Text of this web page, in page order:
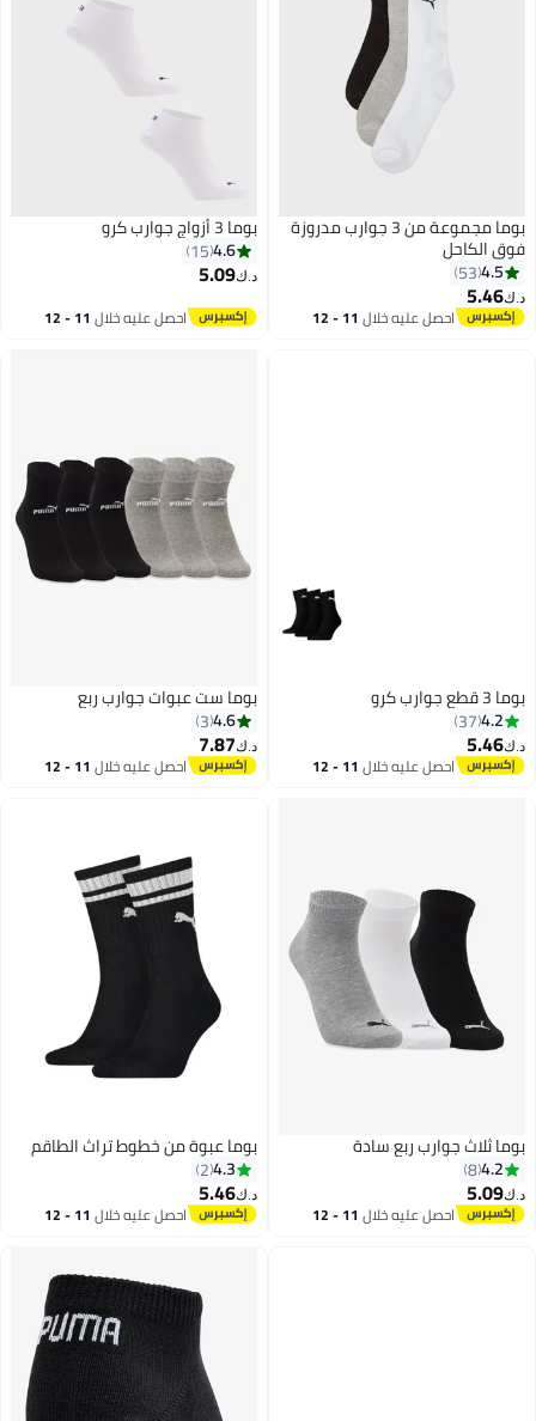
4
بوما مجموعة من 3 جوارب مدروزة
فوق الكاحل
4.5
53
د.ك‏5.46
احصل عليه خلال 11 - 12
2
بوما 3 أزواج جوارب كرو
4.6
15
د.ك‏5.09
احصل عليه خلال 11 - 12
بوما 3 قطع جوارب كرو
4.2
37
د.ك‏5.46
احصل عليه خلال 11 - 12
بوما ست عبوات جوارب ربع
4.6
3
د.ك‏7.87
احصل عليه خلال 11 - 12
6
بوما ثلاث جوارب ربع سادة
4.2
8
د.ك‏5.09
احصل عليه خلال 11 - 12
بوما عبوة من خطوط تراث الطاقم
4.3
2
د.ك‏5.46
احصل عليه خلال 11 - 12